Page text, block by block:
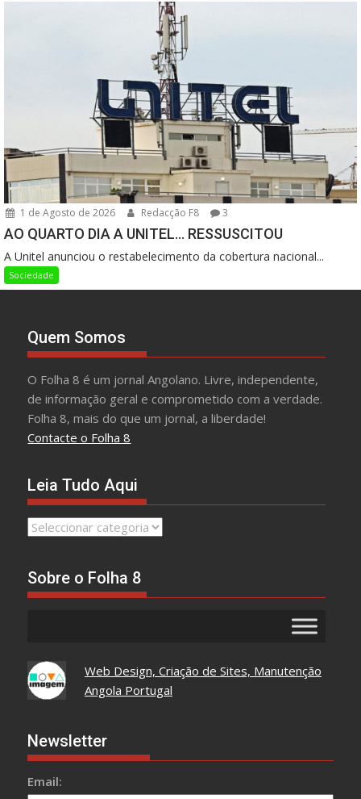
1 de Agosto de 2026 Redacção F8 3
AO QUARTO DIA A UNITEL… RESSUSCITOU
A Unitel anunciou o restabelecimento da cobertura nacional...
Sociedade
Quem Somos
O Folha 8 é um jornal Angolano. Livre, independente,
de informação geral e comprometido com a verdade.
Folha 8, mais do que um jornal, a liberdade!
Contacte o Folha 8
Leia Tudo Aqui
Leia
Sobre o Folha 8
Web Design, Criação de Sites, Manutenção
Angola Portugal
Newsletter
Email: